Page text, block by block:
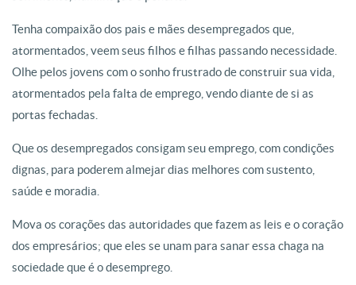
Tenha compaixão dos pais e mães desempregados que,
atormentados, veem seus filhos e filhas passando necessidade.
Olhe pelos jovens com o sonho frustrado de construir sua vida,
atormentados pela falta de emprego, vendo diante de si as
portas fechadas.
Que os desempregados consigam seu emprego, com condições
dignas, para poderem almejar dias melhores com sustento,
saúde e moradia.
Mova os corações das autoridades que fazem as leis e o coração
dos empresários; que eles se unam para sanar essa chaga na
sociedade que é o desemprego.